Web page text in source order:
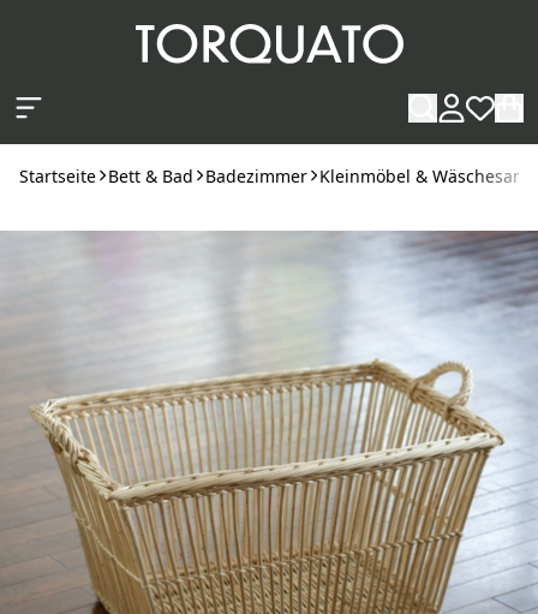
Startseite Bett & Bad Badezimmer Kleinmöbel &